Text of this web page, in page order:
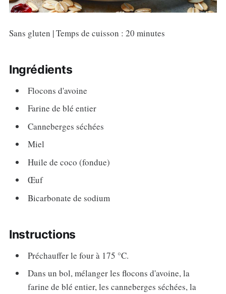
Sans gluten | Temps de cuisson : 20 minutes
Ingrédients
Flocons d'avoine
Farine de blé entier
Canneberges séchées
Miel
Huile de coco (fondue)
Œuf
Bicarbonate de sodium
Instructions
Préchauffer le four à 175 °C.
Dans un bol, mélanger les flocons d'avoine, la
farine de blé entier, les canneberges séchées, la